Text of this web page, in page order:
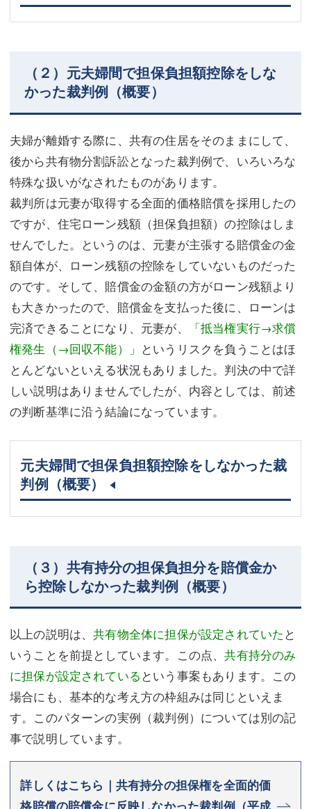
（２）元夫婦間で担保負担額控除をしな
かった裁判例（概要）
夫婦が離婚する際に、共有の住居をそのままにして、
後から共有物分割訴訟となった裁判例で、いろいろな
特殊な扱いがなされたものがあります。
裁判所は元妻が取得する全面的価格賠償を採用したの
ですが、住宅ローン残額（担保負担額）の控除はしま
せんでした。というのは、元妻が主張する賠償金の金
額自体が、ローン残額の控除をしていないものだった
のです。そして、賠償金の金額の方がローン残額より
も大きかったので、賠償金を支払った後に、ローンは
完済できることになり、元妻が、
「抵当権実行→求償
権発生（→回収不能）」 というリスクを負うことはほ
とんどないといえる状況もありました。判決の中で詳
しい説明はありませんでしたが、内容としては、前述
の判断基準に沿う結論になっています。
元夫婦間で担保負担額控除をしなかった裁
判例（概要）
（３）共有持分の担保負担分を賠償金か
ら控除しなかった裁判例（概要）
以上の説明は、共有物全体に担保が設定されていた と
いうことを前提としています。この点、共有持分のみ
に担保が設定されている という事案もあります。この
場合にも、基本的な考え方の枠組みは同じといえま
す。このパターンの実例（裁判例）については別の記
事で説明しています。
詳しくはこちら｜共有持分の担保権を全面的価
格賠償の賠償金に反映しなかった裁判例（平成